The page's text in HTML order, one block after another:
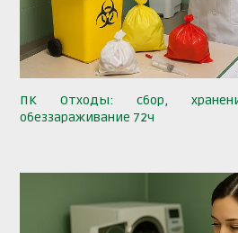
ПК Отходы: сбор,
обеззараживание 72ч